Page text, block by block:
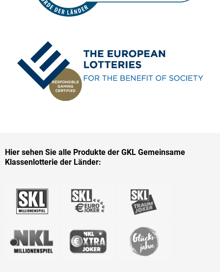
Hier sehen Sie alle Produkte der GKL Gemeinsame
Klassenlotterie der Länder: